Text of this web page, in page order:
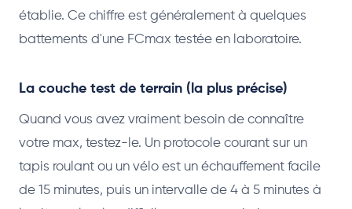
établie. Ce chiffre est généralement à quelques
battements d'une FCmax testée en laboratoire.
La couche test de terrain (la plus précise)
Quand vous avez vraiment besoin de connaître
votre max, testez-le. Un protocole courant sur un
tapis roulant ou un vélo est un échauffement facile
de 15 minutes, puis un intervalle de 4 à 5 minutes à